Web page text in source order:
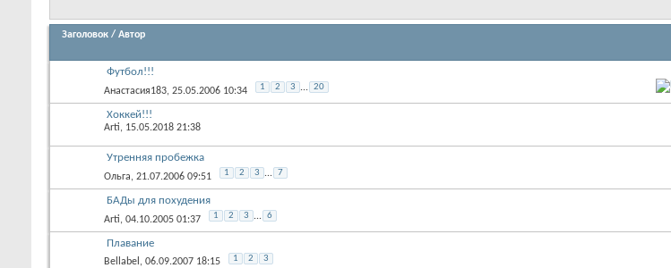
Заголовок / Автор
Футбол!!!
Анастасия183, 25.05.2006 10:34 1 2 3 ... 20
Хоккей!!!
Arti, 15.05.2018 21:38
Утренняя пробежка
Ольга, 21.07.2006 09:51 1 2 3 ... 7
БАДы для похудения
Arti, 04.10.2005 01:37 1 2 3 ... 6
Плавание
Bellabel , 06.09.2007 18:15 1 2 3